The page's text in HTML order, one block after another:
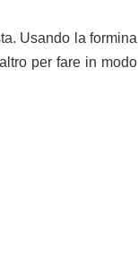
Usando la formina
per fare in modo